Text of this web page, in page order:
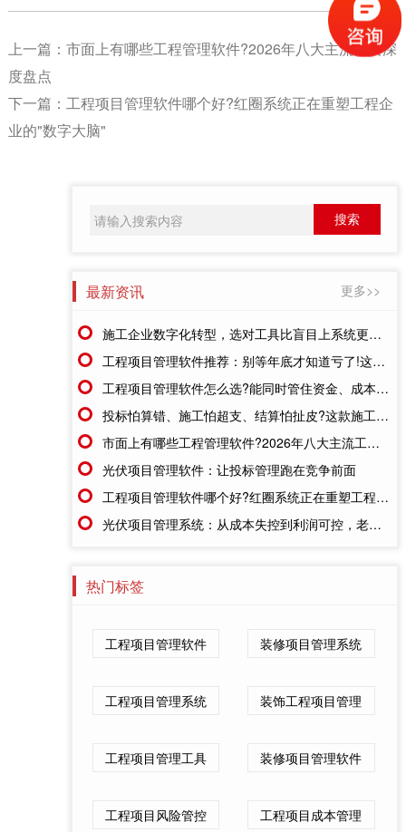
上一篇： 市面上有哪些工程管理软件?2026年八大主流工具深
度盘点
下一篇： 工程项目管理软件哪个好?红圈系统正在重塑工程企
业的"数字大脑"
最新资讯 更多>>
施工企业数字化转型，选对工具比盲目上系统更重要
工程项目管理软件推荐：别等年底才知道亏了!这套系统让每一分钱都有迹可循
工程项目管理软件怎么选?能同时管住资金、成本、进度的才靠谱
投标怕算错、施工怕超支、结算怕扯皮?这款施工成本管理系统一招全解决
市面上有哪些工程管理软件?2026年八大主流工具深度盘点
光伏项目管理软件：让投标管理跑在竞争前面
工程项目管理软件哪个好?红圈系统正在重塑工程企业的"数字大脑"
光伏项目管理系统：从成本失控到利润可控，老板只需做对一步
热门标签
工程项目管理软件 装修项目管理系统
工程项目管理系统 装饰工程项目管理
工程项目管理工具 装修项目管理软件
工程项目风险管控 工程项目成本管理